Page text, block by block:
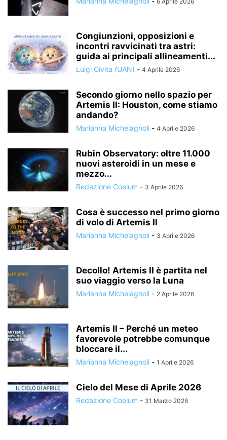
Congiunzioni, opposizioni e
incontri ravvicinati tra astri:
guida ai principali allineamenti...
Luigi Civita (UAN) - 4 Aprile 2026
Secondo giorno nello spazio per
Artemis II: Houston, come stiamo
andando?
Marianna Michelagnoli - 4 Aprile 2026
Rubin Observatory: oltre 11.000
nuovi asteroidi in un mese e
mezzo...
Redazione Coelum - 3 Aprile 2026
Cosa è successo nel primo giorno
di volo di Artemis II
Marianna Michelagnoli - 3 Aprile 2026
Decollo! Artemis II è partita nel
suo viaggio verso la Luna
Marianna Michelagnoli - 2 Aprile 2026
Artemis II – Perché un meteo
favorevole potrebbe comunque
bloccare il...
Marianna Michelagnoli - 1 Aprile 2026
Cielo del Mese di Aprile 2026
Redazione Coelum - 31 Marzo 2026